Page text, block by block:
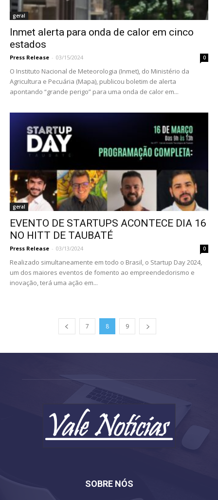
geral
Inmet alerta para onda de calor em cinco
estados
Press Release - 03/15/2024 0
O Instituto Nacional de Meteorologia (Inmet), do Ministério da
Agricultura e Pecuária (Mapa), publicou boletim de alerta
apontando “grande perigo” para uma onda de calor em...
geral
EVENTO DE STARTUPS ACONTECE DIA 16
NO HITT DE TAUBATÉ
Press Release - 03/13/2024 0
Realizado simultaneamente em todo o Brasil, o Startup Day 2024,
um dos maiores eventos de fomento ao empreendedorismo e
inovação, terá uma ação em...
7 8 9
SOBRE NÓS